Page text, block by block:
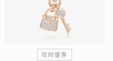
限時優惠